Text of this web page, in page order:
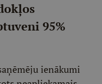
95%
ienākumi